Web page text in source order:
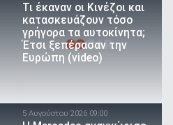
Τι έκαναν οι Κινέζοι και
κατασκευάζουν τόσο
γρήγορα τα αυτοκίνητα;
Έτσι ξεπέρασαν την
Ευρώπη (video)
5 Αυγούστου 2026 09:00